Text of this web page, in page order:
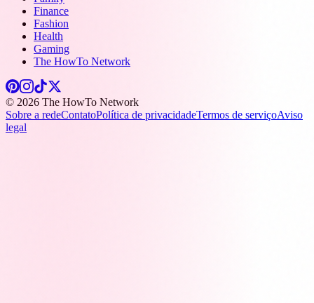
Finance
Fashion
Health
Gaming
The HowTo Network
© 2026 The HowTo Network
Sobre a redeContatoPolítica de privacidadeTermos de serviçoAviso
legal